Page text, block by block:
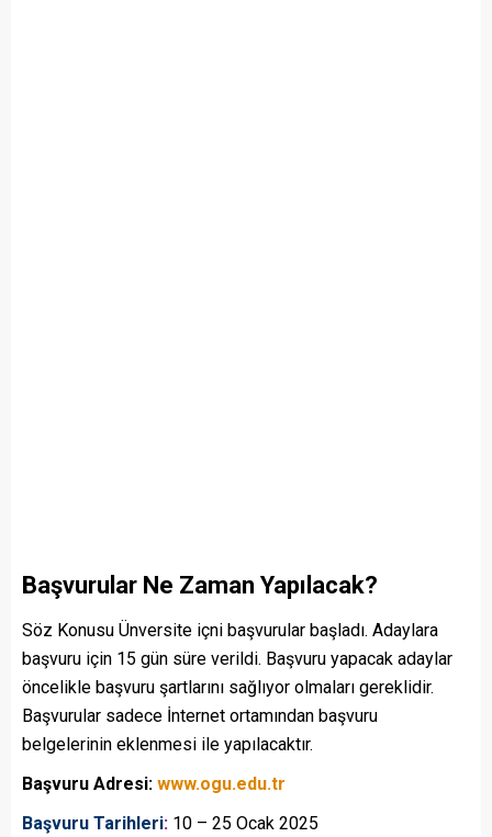
Başvurular Ne Zaman Yapılacak?
Söz Konusu Ünversite içni başvurular başladı. Adaylara
başvuru için 15 gün süre verildi. Başvuru yapacak adaylar
öncelikle başvuru şartlarını sağlıyor olmaları gereklidir.
Başvurular sadece İnternet ortamından başvuru
belgelerinin eklenmesi ile yapılacaktır.
Başvuru Adresi: www.ogu.edu.tr
Başvuru Tarihleri: 10 – 25 Ocak 2025